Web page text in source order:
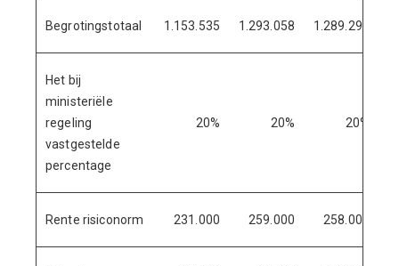
Begrotingstotaal 1.153.535 1.293.058 1.289.299
Het bij
ministeriële
regeling
vastgestelde
percentage
20% 20% 20%
Rente risiconorm 231.000 259.000 258.000